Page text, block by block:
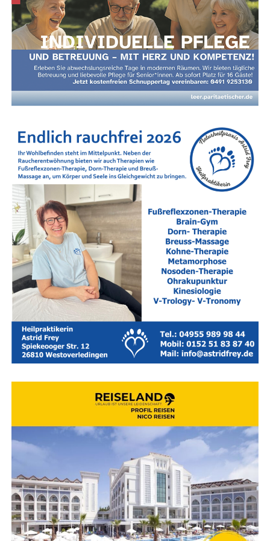
Wor­auf bei der Buchung geach­tet
wer­den sollte
Nicht jedes Hotel, das sich mit dem Sie­gel „fami­li­en­
freund­lich“ schmückt, hält in der Pra­xis alle Ver­spre­chen.
Ein genau­er Blick auf die Aus­stat­tungs­de­tails lohnt sich
daher vor der Entscheidung:
Kin­der­be­treu­ung:Gibt es qua­li­fi­zier­te Betreu­ung
in alters­ge­recht auf­ge­teil­ten Gruppen?
Show­time! QUEEN MAY ROCK zün­det ein Feu­er­
werk aus Queen-Klas­si­kern – vol­ler Gla­mour, Chö­
re und legen­dä­rer Rock-Oper-Momen­te. Eine
Hom­mage an eine der größ­ten Bands aller Zei­ten
– mit dem Anspruch, dem Ori­gi­nal­ge­fühl so nah
wie mög­lich zu kommen.
Der Vor­ver­kauf star­tet zeitnah.
Star­ke Part­ner an Bord
Unter­stützt wird das Fes­ti­val von star­ken Part­nern aus der
Region:
Alli­anz Bohl­mann, Möbel­haus Berg­enthal, DÜRING
Immo­bi­li­en, Kru­se Moden, Men­gers am Markt sowie
TUI Rei­se­Cen­ter Bohlmann.
Medi­en­part­ner:Lese­r­ECHO-Ver­lag und dieFace­book­
sei­te „Wir Leera­ner“.
Anzeige
Rei­se­land — Ihr Rei­se­bü­ro für Ost­frie­sand — Leer — Aurich
— Emden